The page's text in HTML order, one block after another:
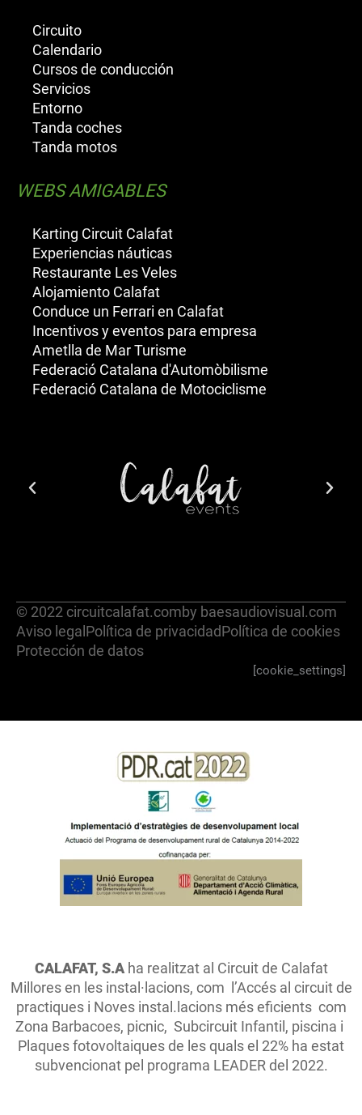
Circuito
Calendario
Cursos de conducción
Servicios
Entorno
Tanda coches
Tanda motos
WEBS AMIGABLES
Karting Circuit Calafat
Experiencias náuticas
Restaurante Les Veles
Alojamiento Calafat
Conduce un Ferrari en Calafat
Incentivos y eventos para empresa
Ametlla de Mar Turisme
Federació Catalana d'Automòbilisme
Federació Catalana de Motociclisme
© 2022 circuitcalafat.comby baesaudiovisual.com
Aviso legalPolítica de privacidadPolítica de cookies
Protección de datos
[cookie_settings]
CALAFAT, S.Aha realitzat al Circuit de Calafat
Millores en les instal·lacions, com l’Accés al circuit de
practiques i Noves instal.lacions més eficients com
Zona Barbacoes, picnic, Subcircuit Infantil, piscina i
Plaques fotovoltaiques de les quals el 22% ha estat
subvencionat pel programa LEADER del 2022.